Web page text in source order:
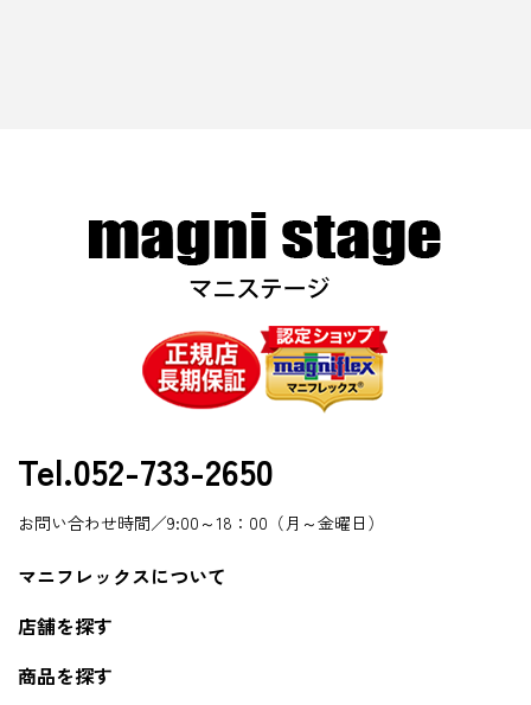
Tel.052-733-2650
お問い合わせ時間／9:00～18：00（月～金曜日）
マニフレックスについて
店舗を探す
商品を探す